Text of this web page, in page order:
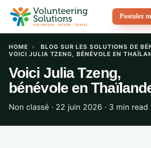
Postulez
HOME › BLOG SUR LES SOLUTIONS DE
VOICI JULIA TZENG, BÉNÉVOLE EN
Voici Julia Tzeng,
bénévole en
Non classé · 22 juin 2026 · 3 min read